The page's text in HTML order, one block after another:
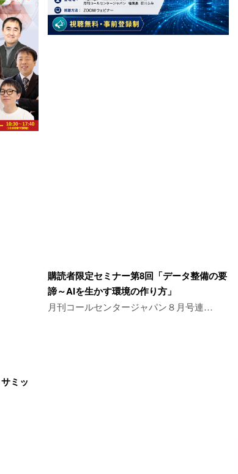
ミッ
購読者限定セミナー第8回「データ整備の要
諦～AIを生かす環境の作り方」
月刊コールセンタージャパン８月号連…